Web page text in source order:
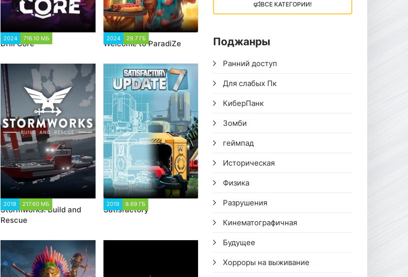
2024 716.10 МБ
Drill Core
2024 29.7 ГБ
Welcome to ParadiZe
2018 217.60 МБ
Stormworks: Build and
Rescue
2019 8.69 ГБ
Satisfactory
ВСЕ КАТЕГОРИИ!
Поджанры
Ранний доступ
Для слабых Пк
КиберПанк
Зомби
геймпад
Историческая
Физика
Разрушения
Кинематографичная
Будущее
Хорроры на выживание